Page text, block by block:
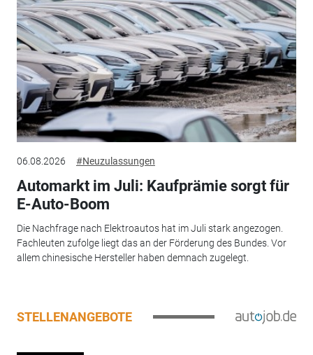
06.08.2026 #Neuzulassungen
Automarkt im Juli: Kaufprämie sorgt für
E-Auto-Boom
Die Nachfrage nach Elektroautos hat im Juli stark angezogen.
Fachleuten zufolge liegt das an der Förderung des Bundes. Vor
allem chinesische Hersteller haben demnach zugelegt.
STELLENANGEBOTE